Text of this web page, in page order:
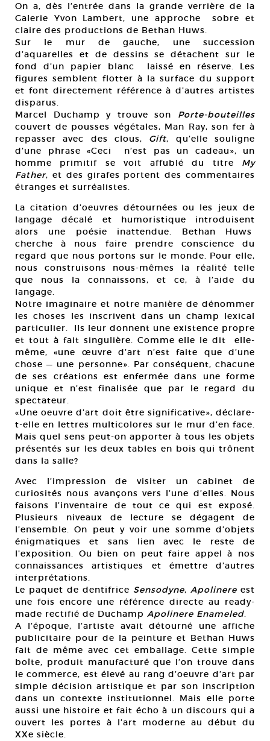
On a, dès l’entrée dans la grande verrière de la
Galerie Yvon Lambert, une approche sobre et
claire des productions de Bethan Huws.
Sur le mur de gauche, une succession
d’aquarelles et de dessins se détachent sur le
fond d’un papier blanc laissé en réserve. Les
figures semblent flotter à la surface du support
et font directement référence à d’autres artistes
disparus.
Marcel Duchamp y trouve son Porte-bouteilles
couvert de pousses végétales, Man Ray, son fer à
repasser avec des clous, Gift, qu’elle souligne
d’une phrase «Ceci n’est pas un cadeau», un
homme primitif se voit affublé du titre My
Father, et des girafes portent des commentaires
étranges et surréalistes.
La citation d’oeuvres détournées ou les jeux de
langage décalé et humoristique introduisent
alors une poésie inattendue. Bethan Huws
cherche à nous faire prendre conscience du
regard que nous portons sur le monde. Pour elle,
nous construisons nous-mêmes la réalité telle
que nous la connaissons, et ce, à l’aide du
langage.
Notre imaginaire et notre manière de dénommer
les choses les inscrivent dans un champ lexical
particulier. Ils leur donnent une existence propre
et tout à fait singulière. Comme elle le dit elle-
même, «une œuvre d’art n’est faite que d’une
chose — une personne». Par conséquent, chacune
de ses créations est enfermée dans une forme
unique et n’est finalisée que par le regard du
spectateur.
«Une oeuvre d’art doit être significative», déclare-
t-elle en lettres multicolores sur le mur d’en face.
Mais quel sens peut-on apporter à tous les objets
présentés sur les deux tables en bois qui trônent
dans la salle?
Avec l’impression de visiter un cabinet de
curiosités nous avançons vers l’une d’elles. Nous
faisons l’inventaire de tout ce qui est exposé.
Plusieurs niveaux de lecture se dégagent de
l’ensemble. On peut y voir une somme d’objets
énigmatiques et sans lien avec le reste de
l’exposition. Ou bien on peut faire appel à nos
connaissances artistiques et émettre d’autres
interprétations.
Le paquet de dentifrice Sensodyne, Apolinere est
une fois encore une référence directe au ready-
made rectifié de Duchamp Apolinere Enameled.
A l’époque, l’artiste avait détourné une affiche
publicitaire pour de la peinture et Bethan Huws
fait de même avec cet emballage. Cette simple
boîte, produit manufacturé que l’on trouve dans
le commerce, est élevé au rang d’oeuvre d’art par
simple décision artistique et par son inscription
dans un contexte institutionnel. Mais elle porte
aussi une histoire et fait écho à un discours qui a
ouvert les portes à l’art moderne au début du
XXe siècle.